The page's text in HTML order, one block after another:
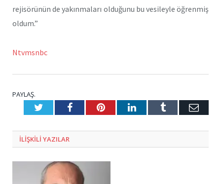
rejisörünün de yakınmaları olduğunu bu vesileyle öğrenmiş
oldum.”
Ntvmsnbc
PAYLAŞ.
TwitterFacebookPinterestLinkedInTumblr E-
ILIŞKILI YAZILAR